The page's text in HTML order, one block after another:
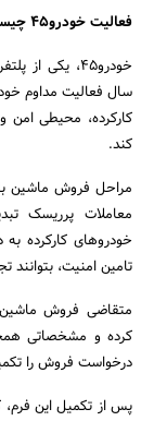
فعالیت خودرو۴۵ چیست؟
سال فعالیت مداوم
کارکرده، محیطی امن
کند.
معاملات پرریسک
خودروهای کارکرده
تامین امنیت، بتوانند
کرده و مشخصاتی
درخواست فروش را
پس از تکمیل این